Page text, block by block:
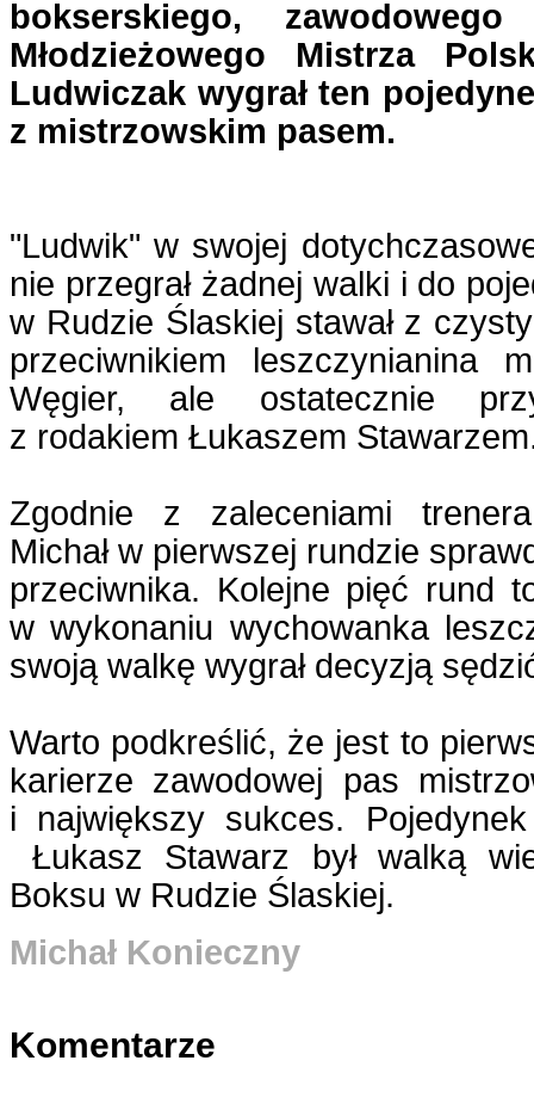
bokserskiego, zawodowego
Młodzieżowego Mistrza
Ludwiczak wygrał ten
z mistrzowskim pasem.
"Ludwik" w swojej
nie przegrał żadnej walki i do
w Rudzie Ślaskiej stawał z
przeciwnikiem leszczynianina
Węgier, ale ostatecznie
z rodakiem Łukaszem
Zgodnie z zaleceniami
Michał w pierwszej rundzie
przeciwnika. Kolejne pięć rund
w wykonaniu wychowanka
swoją walkę wygrał decyzją
Warto podkreślić, że jest to
karierze zawodowej pas
i największy sukces.
Łukasz Stawarz był walką
Boksu w Rudzie Ślaskiej.
Michał Konieczny
Komentarze